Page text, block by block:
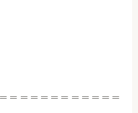
＝＝＝＝＝＝＝＝＝＝＝